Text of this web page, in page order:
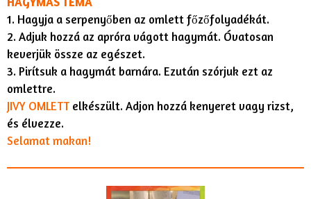
1. Hagyja a serpenyőben az omlett főzőfolyadékát.
2. Adjuk hozzá az apróra vágott hagymát. Óvatosan
keverjük össze az egészet.
3. Pirítsuk a hagymát barnára. Ezután szórjuk ezt az
omlettre.
JIVY OMLETT elkészült. Adjon hozzá kenyeret vagy rizst,
és élvezze.
Selamat makan!